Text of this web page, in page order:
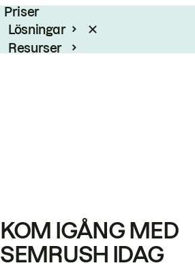
Priser
Lösningar
Resurser
KOM IGÅNG MED
SEMRUSH IDAG